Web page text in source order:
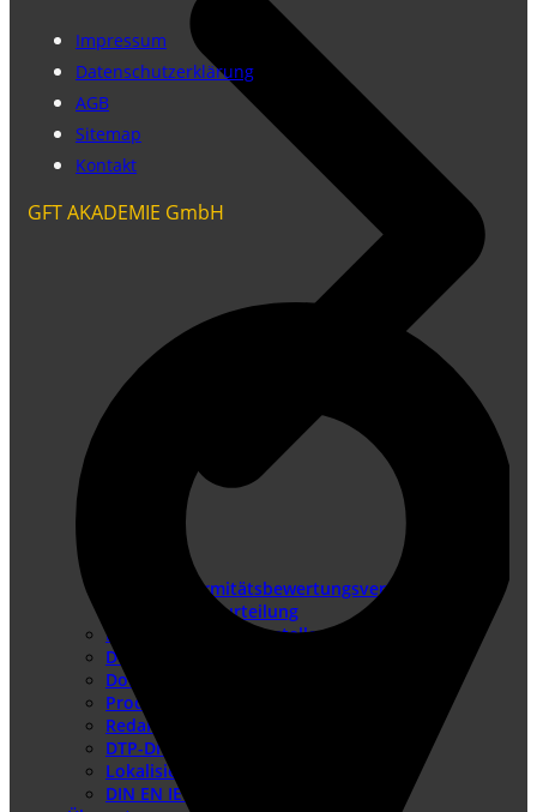
Konformitätsbewertungsverfahren
Risikobeurteilung
Betriebsanleitung erstellen
Doku-Check
Dokumentationsüberarbeitung
Produkthaftung USA
Redaktionssysteme
DTP-Dienste
Lokalisierung
DIN EN IEC/IEEE 82079-1
Impressum
Datenschutzerklärung
AGB
Sitemap
Kontakt
GFT AKADEMIE GmbH